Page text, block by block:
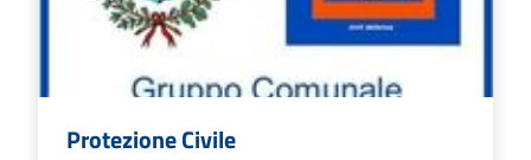
Protezione Civile